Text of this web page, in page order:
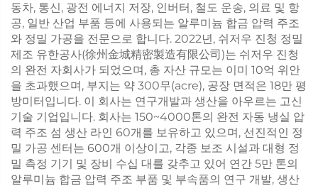
동차, 통신, 광전 에너지 저장, 인버터, 철도 운송, 의료 및 항
공, 일반 산업 부품 등에 사용되는 알루미늄 합금 압력 주조
와 정밀 가공을 전문으로 합니다. 2022년, 쉬저우 진청 정밀
제조 유한공사(徐州金城精密製造有限公司)는 쉬저우 진청
의 완전 자회사가 되었으며, 총 자산 규모는 이미 10억 위안
을 초과했으며, 부지는 약 300무(acre), 공장 면적은 18만 평
방미터입니다. 이 회사는 연구개발과 생산을 아우르는 고신
기술 기업입니다. 회사는 150~4000톤의 완전 자동 냉실 압
력 주조 섬 생산 라인 60개를 보유하고 있으며, 선진적인 정
밀 가공 센터는 600개 이상이고, 각종 보조 시설과 대형 정
밀 측정 기기 및 장비 수십 대를 갖추고 있어 연간 5만 톤의
알루미늄 합금 압력 주조 부품 및 부속품의 연구 개발, 생산